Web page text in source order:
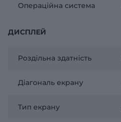
Операційна система
ДИСПЛЕЙ
Роздільна здатність
Діагональ екрану
Тип екрану